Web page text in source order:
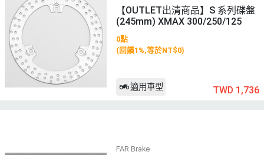
【OUTLET出清商品】S 系列碟盤
(245mm) XMAX 300/250/125
0點
(回饋1%,等於NT$0)
適用車型 TWD 1,736
FAR Brake